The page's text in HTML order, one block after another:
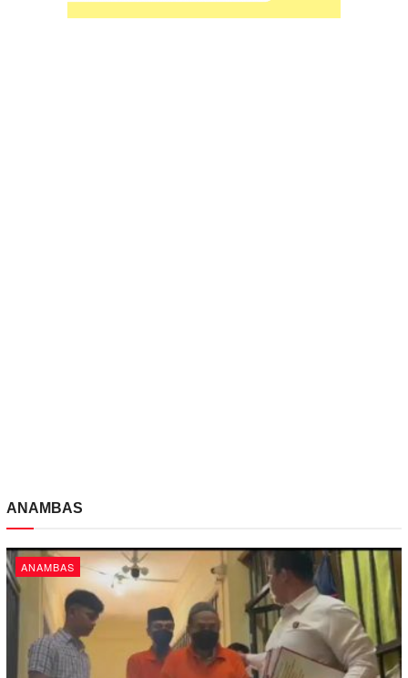
ANAMBAS
ANAMBAS